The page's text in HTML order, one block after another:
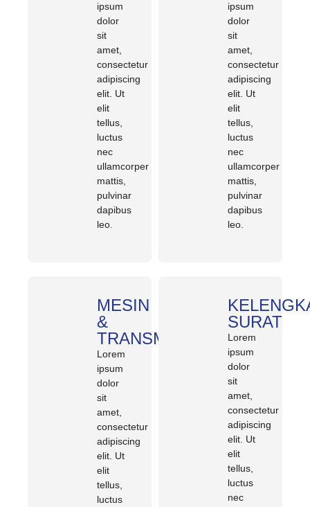
ipsum
dolor
sit
amet,
consectetur
adipiscing
elit. Ut
elit
tellus,
luctus
nec
ullamcorper
mattis,
pulvinar
dapibus
leo.
ipsum
dolor
sit
amet,
consectetur
adipiscing
elit. Ut
elit
tellus,
luctus
nec
ullamcorper
mattis,
pulvinar
dapibus
leo.
MESIN
&
TRANSMISI
Lorem
ipsum
dolor
sit
amet,
consectetur
adipiscing
elit. Ut
elit
tellus,
luctus
SURAT
Lorem
ipsum
dolor
sit
amet,
consectetur
adipiscing
elit. Ut
elit
tellus,
luctus
nec